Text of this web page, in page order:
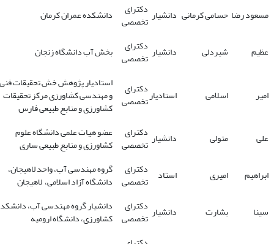
مسعود رضا حسامی کرمانی دانشیار دکترای
تخصصی دانشکده عمران کرمان
عظیم شیردلی دانشیار دکترای
تخصصی بخش آب دانشگاه زنجان
امیر اسلامی استادیاردکترای
تخصصی
استادیار پژوهش خش تحقیقات فنی
و مهندسی کشاورزی مرکز تحقیقات
کشاورزی و منابع طبیعی فارس
علی
متولی دانشیار دکترای
تخصصی
عضو هیات علمی دانشگاه علوم
کشاورزی و منابع طبیعی ساری
ابراهیم
امیری استاد دکترای
تخصصی
گروه مهندسی آب، واحد لاهیجان،
دانشگاه آزاد اسلامی، لاهیجان
سینا
بشارت دانشیار دکترای
تخصصی
دانشیار گروه مهندسی آب،
کشاورزی، دانشگاه ارومیه